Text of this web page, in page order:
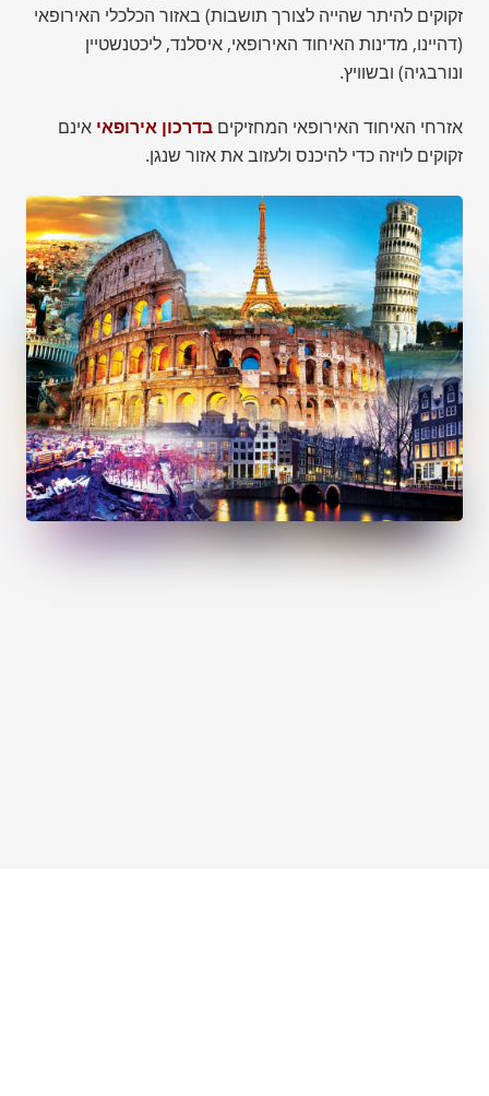
זקוקים להיתר שהייה לצורך תושבות) באזור הכלכלי האירופאי
(דהיינו, מדינות האיחוד האירופאי, איסלנד, ליכטנשטיין
ונורבגיה) ובשוויץ.
אזרחי האיחוד האירופאי המחזיקים בדרכון אירופאי אינם
זקוקים לויזה כדי להיכנס ולעזוב את אזור שנגן.